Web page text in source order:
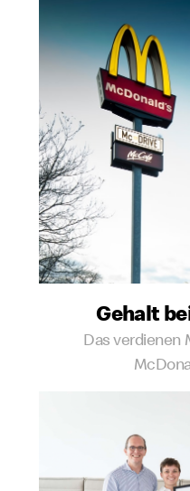
Gehalt
Das verdienen